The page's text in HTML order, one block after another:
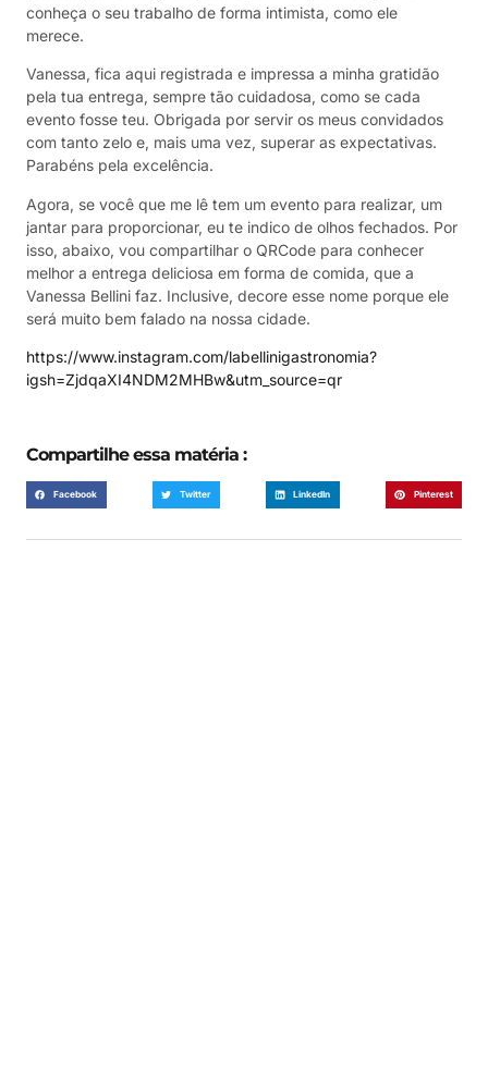
conheça o seu trabalho de forma intimista, como ele
merece.
Vanessa, fica aqui registrada e impressa a minha gratidão
pela tua entrega, sempre tão cuidadosa, como se cada
evento fosse teu. Obrigada por servir os meus convidados
com tanto zelo e, mais uma vez, superar as expectativas.
Parabéns pela excelência.
Agora, se você que me lê tem um evento para realizar, um
jantar para proporcionar, eu te indico de olhos fechados. Por
isso, abaixo, vou compartilhar o QRCode para conhecer
melhor a entrega deliciosa em forma de comida, que a
Vanessa Bellini faz. Inclusive, decore esse nome porque ele
será muito bem falado na nossa cidade.
https://www.instagram.com/labellinigastronomia?
igsh=ZjdqaXI4NDM2MHBw&utm_source=qr
Compartilhe essa matéria :
Facebook Twitter LinkedIn Pinterest